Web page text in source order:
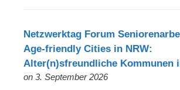
Netzwerktag Forum
Age-friendly Cities in NRW:
Alter(n)sfreundliche Kommunen
on 3. September 2026